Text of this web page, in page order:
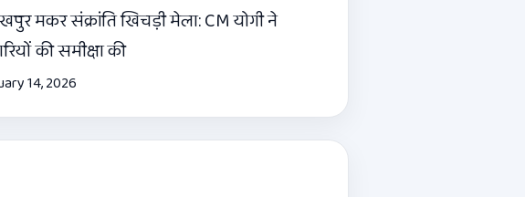
मकर संक्रांति खिचड़ी मेला: CM योगी ने
की समीक्षा की
14, 2026